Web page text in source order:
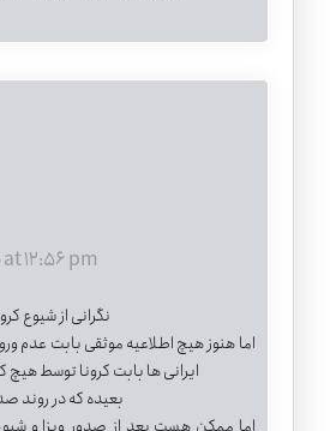
12:56 pm
نگرانی از شیوع
اما هنوز هیچ اطلاعیه موثقی بابت عدم
ایرانی ها بابت کرونا توسط
بعیده که در روند